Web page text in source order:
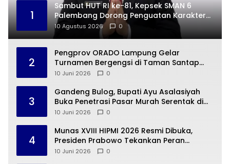
1
Sambut HUT RI ke-81, Kepsek SMAN 6
Palembang Dorong Penguatan Karakter
Siswa
10 Agustus 2026 0
2
Pengprov ORADO Lampung Gelar
Turnamen Bergengsi di Taman Santap
Rumah Kayu
10 Juni 2026 0
3
Gandeng Bulog, Bupati Ayu Asalasiyah
Buka Penetrasi Pasar Murah Serentak di
Way Kanan
10 Juni 2026 0
4
Munas XVIII HIPMI 2026 Resmi Dibuka,
Presiden Prabowo Tekankan Peran
Strategis Pengusaha Muda
10 Juni 2026 0